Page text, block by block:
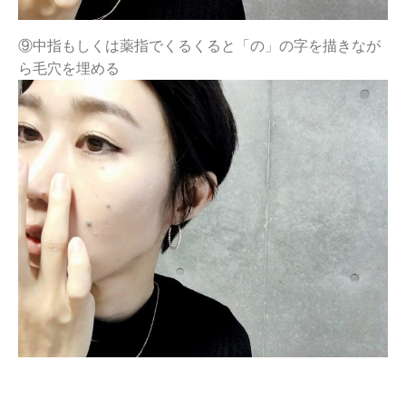
⑨中指もしくは薬指でくるくると「の」の字を描きなが
ら毛穴を埋める